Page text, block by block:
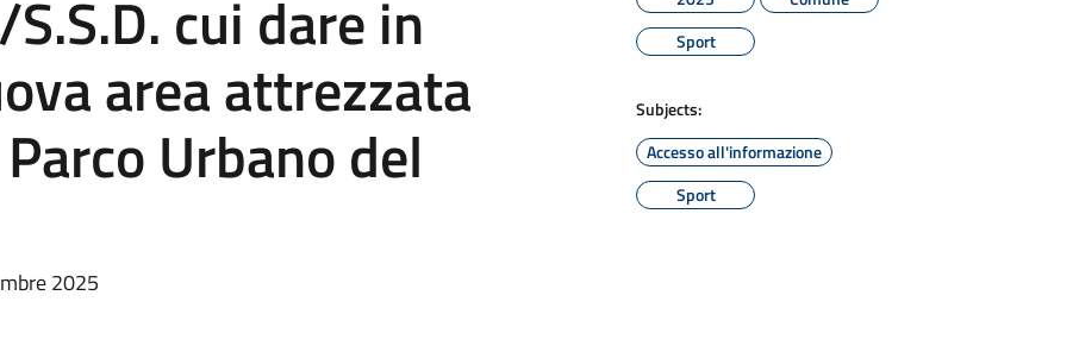
cui dare in
area attrezzata
Urbano del
2025
Sport
Subjects:
Accesso all'informazione
Sport